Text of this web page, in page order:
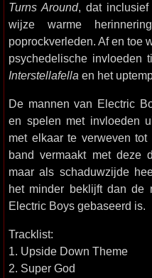
Turns Around, dat inclusief
wijze warme
poprockverleden. Af en toe
psychedelische invloeden
Interstellafella en het
De mannen van Electric
en spelen met invloeden
met elkaar te verweven
band vermaakt met deze
maar als schaduwzijde
het minder beklijft dan de
Electric Boys gebaseerd is.
Tracklist:
1. Upside Down Theme
2. Super God